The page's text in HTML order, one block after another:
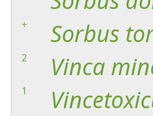
+ Sorbus
2 Vinca
1